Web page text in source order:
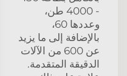
- 4000 طن،
وعددها 60،
بالإضافة إلى ما يزيد
عن 600 من الآلات
الدقيقة المتقدمة.